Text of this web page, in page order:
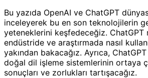
Bu yazıda OpenAI ve ChatGPT
inceleyerek bu en son teknolojilerin
yeteneklerini keşfedeceğiz. ChatGPT
endüstride ve araştırmada nasıl
yakından bakacağız. Ayrıca,
doğal dil işleme sistemlerinin ortaya
sonuçları ve zorlukları tartışacağız.